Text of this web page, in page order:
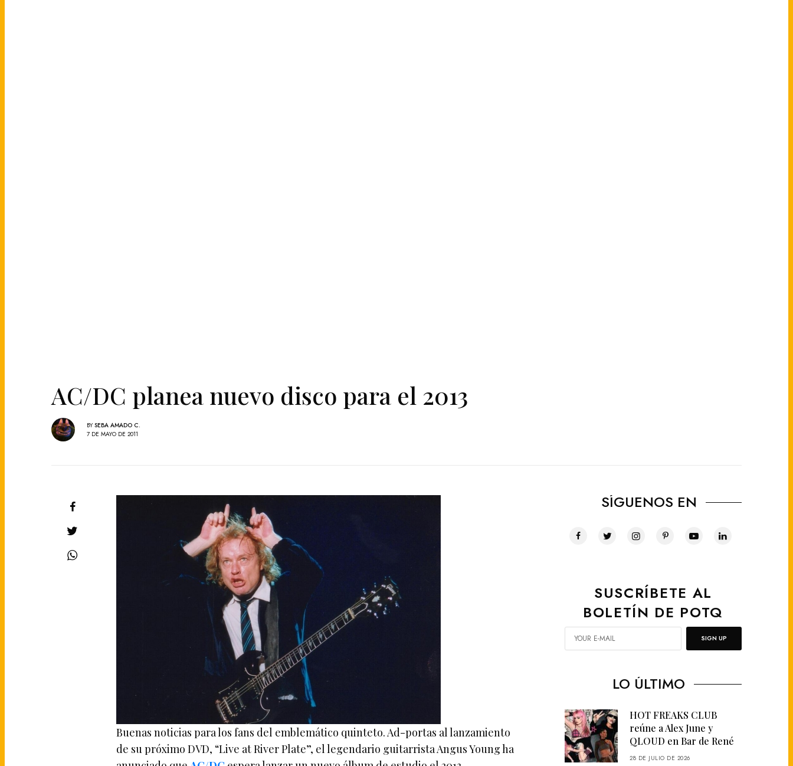
AC/DC planea nuevo disco para el 2013
BY SEBA AMADO C.
7 DE MAYO DE 2011
Buenas noticias para los fans del emblemático quinteto. Ad-portas al lanzamiento
de su próximo DVD, “Live at River Plate”, el legendario guitarrista Angus Young ha
SÍGUENOS EN
SUSCRÍBETE AL
BOLETÍN DE POTQ
SIGN UP
LO ÚLTIMO
HOT FREAKS CLUB
reúne a Alex June y
QLOUD en Bar de René
28 DE JULIO DE 2026